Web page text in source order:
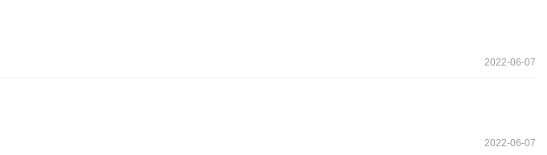
2022-06-07
2022-06-07